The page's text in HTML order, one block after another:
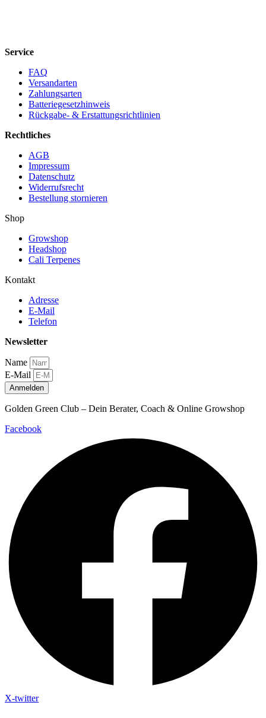
Service
FAQ
Versandarten
Zahlungsarten
Batteriegesetzhinweis
Rückgabe- & Erstattungsrichtlinien
Rechtliches
AGB
Impressum
Datenschutz
Widerrufsrecht
Bestellung stornieren
Shop
Growshop
Headshop
Cali Terpenes
Kontakt
Adresse
E-Mail
Telefon
Newsletter
Name
E-Mail
Anmelden
Golden Green Club – Dein Berater, Coach & Online Growshop
Facebook
X-twitter